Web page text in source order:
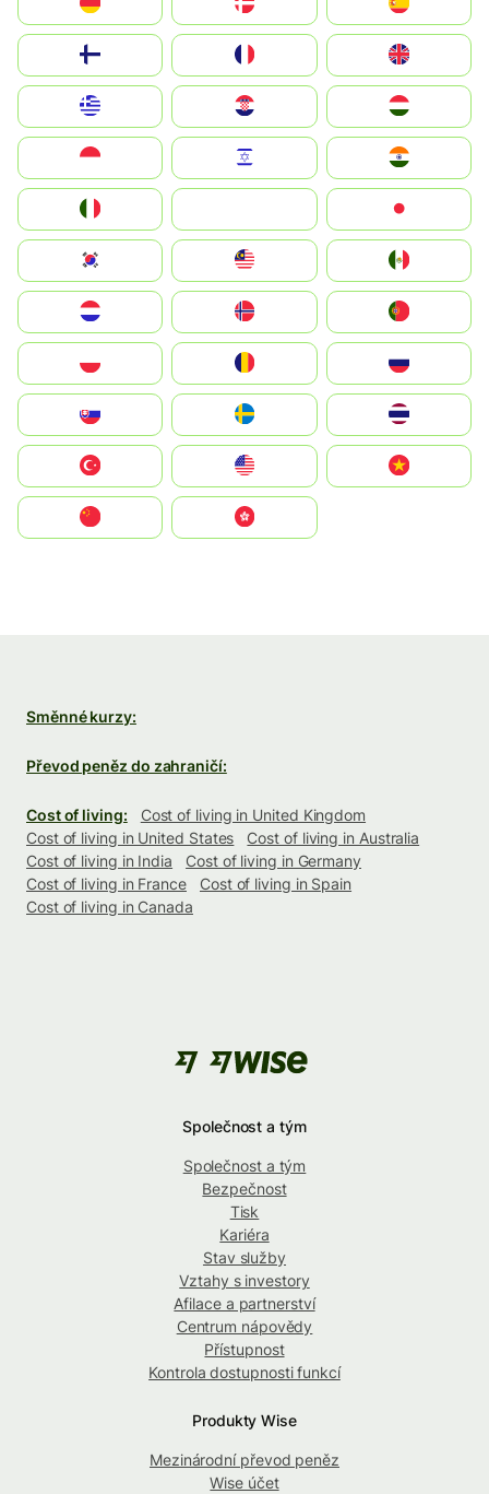
United Kingdom
Magyarország
South Korea
United States
中國香港特別行政區
Směnné kurzy:
Převod peněz do zahraničí:
Cost of living:
Cost of living in United Kingdom
Cost of living in United States
Cost of living in Australia
Cost of living in India
Cost of living in Germany
Cost of living in France
Cost of living in Spain
Cost of living in Canada
Společnost a tým
Společnost a tým
Bezpečnost
Tisk
Kariéra
Stav služby
Vztahy s investory
Afilace a partnerství
Centrum nápovědy
Přístupnost
Kontrola dostupnosti funkcí
Produkty Wise
Mezinárodní převod peněz
Wise účet